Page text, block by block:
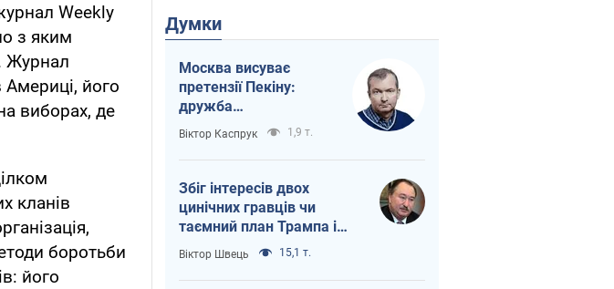
Weekly
з яким
Журнал
Америці, його
виборах, де
кланів
боротьби
його
Думки
Москва висуває
претензії Пекіну:
дружба
перетворюється на
залежність Росії від
Китаю
Віктор Каспрук 1,9 т.
Збіг інтересів двох
цинічних гравців чи
таємний план Трампа і
Путіна?
Віктор Швець 15,1 т.